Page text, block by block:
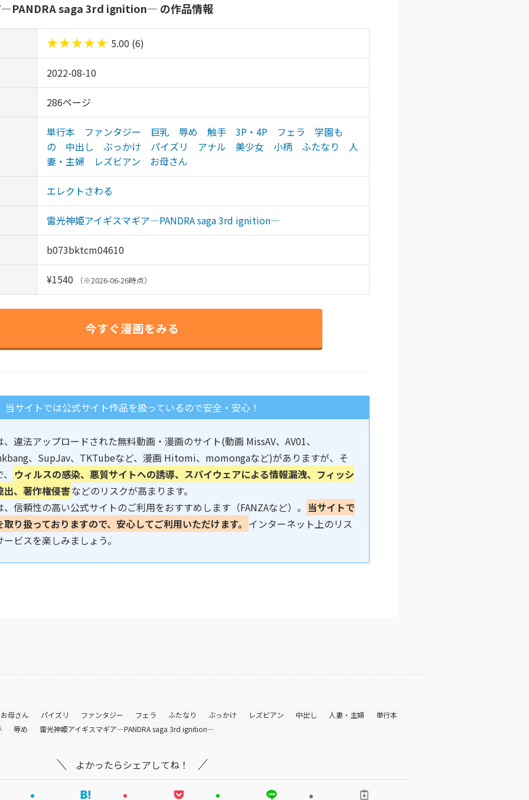
―PANDRA saga 3rd ignition― の作品情報
★★★★★ 5.00 (6)
2022-08-10
286ページ
単行本 ファンタジー 巨乳 辱め 触手 3P・4P フェラ
学園も
の
中出し ぶっかけ パイズリ アナル 美少女 小柄 ふたなり
人
妻・主婦
レズビアン お母さん
エレクトさわる
雷光神姫アイギスマギア―PANDRA saga 3rd ignition―
b073bktcm04610
¥1540 （※2026-06-26時点）
今すぐ漫画をみる
当サイトでは公式サイト作品を扱っているので安全・安心！
違法アップロードされた無料動画・漫画のサイト(動画 MissAV、AV01、
、SupJav、TKTubeなど、漫画 Hitomi、momongaなど)がありますが、そ
ウィルスの感染、悪質サイトへの誘導、スパイウェアによる情報漏洩、フィッシ
出、著作権侵害などのリスクが高まります。
信頼性の高い公式サイトのご利用をおすすめします（FANZAなど）。 当サイトで
り扱っておりますので、安心してご利用いただけます。 インターネット上のリス
ビスを楽しみましょう。
お母さん パイズリ ファンタジー フェラ ふたなり ぶっかけ レズビアン 中出し 人妻・主婦
単行本
辱め 雷光神姫アイギスマギア―PANDRA saga 3rd ignition―
よかったらシェアしてね！